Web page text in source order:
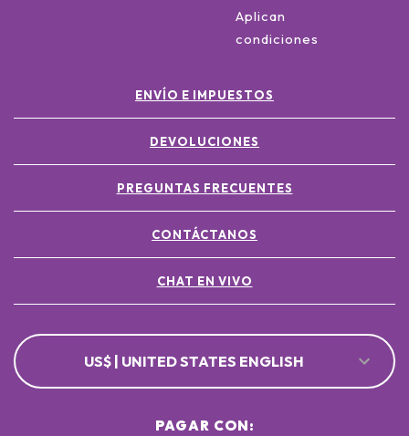
Aplican
condiciones
ENVÍO E IMPUESTOS
DEVOLUCIONES
PREGUNTAS FRECUENTES
CONTÁCTANOS
CHAT EN VIVO
US$ | UNITED STATES ENGLISH
PAGAR CON: